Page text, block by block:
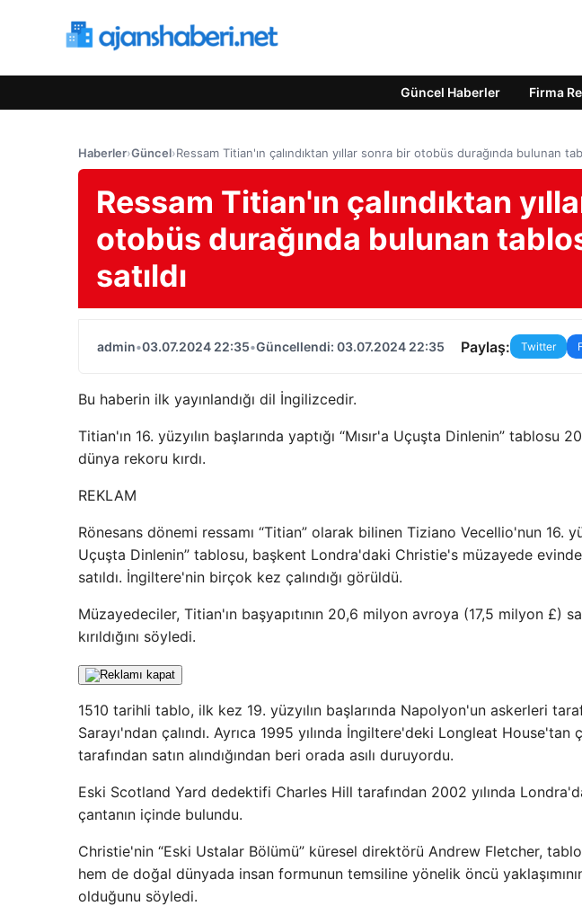
Güncel Haberler Firma
Haberler›Güncel›Ressam Titian'ın çalındıktan yıllar sonra bir otobüs durağında bulunan
Ressam Titian'ın çalındıktan
otobüs durağında bulunan
satıldı
admin•03.07.2024 22:35•Güncellendi: 03.07.2024 22:35 Paylaş: Twitter
Bu haberin ilk yayınlandığı dil İngilizcedir.
Titian'ın 16. yüzyılın başlarında yaptığı “Mısır'a Uçuşta Dinlenin”
dünya rekoru kırdı.
REKLAM
Rönesans dönemi ressamı “Titian” olarak bilinen Tiziano Vecellio'nun 16.
Uçuşta Dinlenin” tablosu, başkent Londra'daki Christie's müzayede
satıldı. İngiltere'nin birçok kez çalındığı görüldü.
Müzayedeciler, Titian'ın başyapıtının 20,6 milyon avroya (17,5 milyon £)
kırıldığını söyledi.
1510 tarihli tablo, ilk kez 19. yüzyılın başlarında Napolyon'un askerleri
Sarayı'ndan çalındı. Ayrıca 1995 yılında İngiltere'deki Longleat House'tan
tarafından satın alındığından beri orada asılı duruyordu.
Eski Scotland Yard dedektifi Charles Hill tarafından 2002 yılında
çantanın içinde bulundu.
Christie'nin “Eski Ustalar Bölümü” küresel direktörü Andrew Fletcher,
hem de doğal dünyada insan formunun temsiline yönelik öncü
olduğunu söyledi.